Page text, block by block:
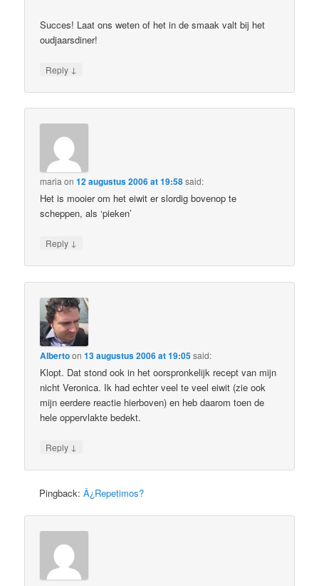
Succes! Laat ons weten of het in de smaak valt bij het
oudjaarsdiner!
Reply ↓
maria on12 augustus 2006 at 19:58said:
Het is mooier om het eiwit er slordig bovenop te
scheppen, als ‘pieken’
Reply ↓
Albertoon13 augustus 2006 at 19:05said:
Klopt. Dat stond ook in het oorspronkelijk recept van mijn
nicht Veronica. Ik had echter veel te veel eiwit (zie ook
mijn eerdere reactie hierboven) en heb daarom toen de
hele oppervlakte bedekt.
Reply ↓
Pingback:Â¿Repetimos?